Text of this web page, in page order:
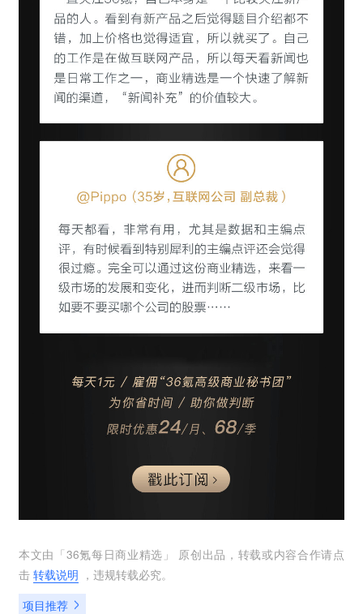
本文由「36氪每日商业精选 」 原创出品，转载或内容合作请点
击 转载说明 ，违规转载必究。
项目推荐